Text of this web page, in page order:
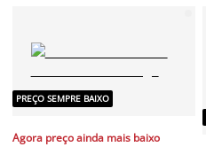
PREÇO SEMPRE BAIXO
Agora preço ainda mais baixo